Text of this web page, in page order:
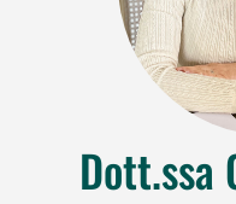
Dott.ssa